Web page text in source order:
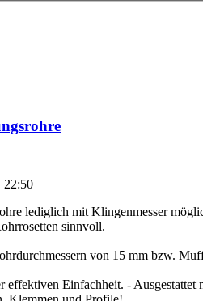
22:50
lediglich mit Klingenmesser
sinnvoll.
von 15 mm bzw.
Einfachheit. -